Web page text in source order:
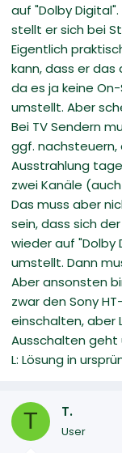
auf "Dolby
stellt er sich bei
Eigentlich
kann, dass er
da es ja keine
umstellt. Aber
Bei TV Sendern
ggf. nachsteuern,
Ausstrahlung
zwei Kanäle
Das muss aber
sein, dass sich
wieder auf "Dolby
umstellt. Dann
Aber ansonsten
zwar den Sony
einschalten, aber
Ausschalten geht
L: Lösung in
T T.
User